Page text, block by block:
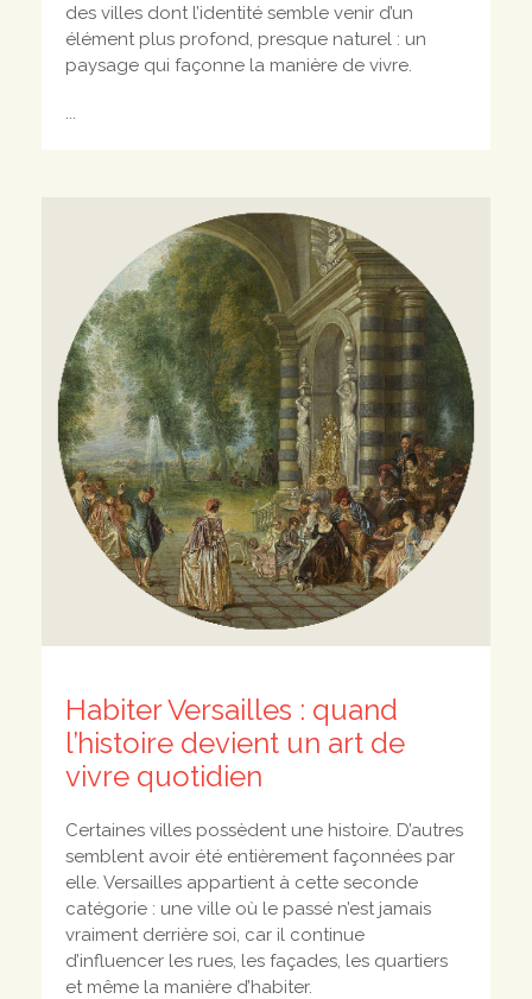
des villes dont l’identité semble venir d’un
élément plus profond, presque naturel : un
paysage qui façonne la manière de vivre.
...
Habiter Versailles : quand
l’histoire devient un art de
vivre quotidien
Certaines villes possèdent une histoire. D’autres
semblent avoir été entièrement façonnées par
elle. Versailles appartient à cette seconde
catégorie : une ville où le passé n’est jamais
vraiment derrière soi, car il continue
d’influencer les rues, les façades, les quartiers
et même la manière d’habiter.